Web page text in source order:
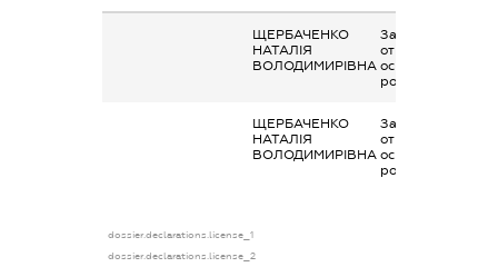
ЩЕРБАЧЕНКО
НАТАЛІЯ
ВОЛОДИМИРІВНА
Заробітна плата
отримана за
основним місцем
роботи
ЩЕРБАЧЕНКО
НАТАЛІЯ
ВОЛОДИМИРІВНА
Заробітна плата
отримана за
основним місцем
роботи
dossier.declarations.license_1
dossier.declarations.license_2